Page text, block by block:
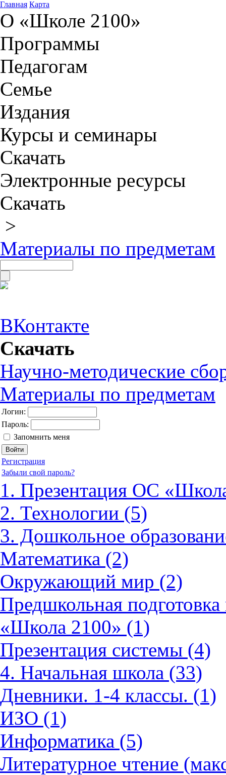
Главная Карта
О «Школе 2100»
Программы
Педагогам
Семье
Издания
Курсы и семинары
Скачать
Электронные ресурсы
Скачать
>
Материалы по предметам
ВКонтакте
Скачать
Научно-методические
Материалы по предметам
Логин:
Пароль:
Запомнить меня
Регистрация
Забыли свой пароль?
1. Презентация ОС
2. Технологии (5)
3. Дошкольное
Математика (2)
Окружающий мир (2)
Предшкольная
«Школа 2100» (1)
Презентация системы (4)
4. Начальная школа (33)
Дневники. 1-4 классы. (1)
ИЗО (1)
Информатика (5)
Литературное чтение